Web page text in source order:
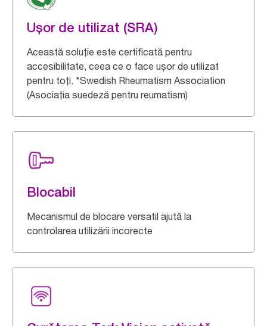
Ușor de utilizat (SRA)
Această soluție este certificată pentru
accesibilitate, ceea ce o face ușor de utilizat
pentru toți. *Swedish Rheumatism Association
(Asociația suedeză pentru reumatism)
Blocabil
Mecanismul de blocare versatil ajută la
controlarea utilizării incorecte